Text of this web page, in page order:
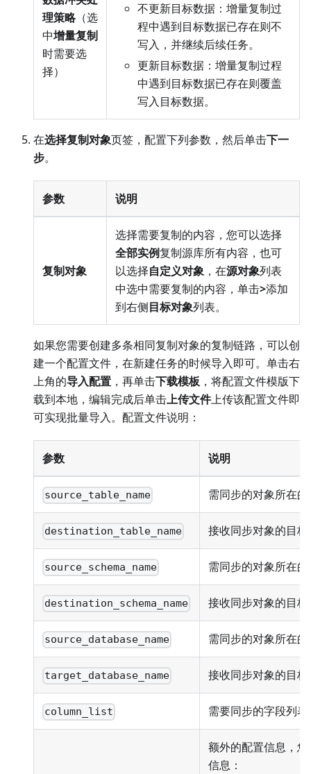
理策略（选
中增量复制
时需要选
择）
不更新目标数据：增量复制过
程中遇到目标数据已存在则不
写入，并继续后续任务。
更新目标数据：增量复制过程
中遇到目标数据已存在则覆盖
写入目标数据。
在选择复制对象页签，配置下列参数，然后单击下一
步。
参数 说明
复制对象
选择需要复制的内容，您可以选择
全部实例复制源库所有内容，也可
以选择自定义对象 ，在源对象列表
中选中需要复制的内容，单击>添加
到右侧目标对象列表。
如果您需要创建多条相同复制对象的复制链路，可以创
建一个配置文件，在新建任务的时候导入即可。单击右
上角的导入配置 ，再单击下载模板 ，将配置文件模版下
载到本地，编辑完成后单击上传文件上传该配置文件即
可实现批量导入。配置文件说明：
参数 说明
source_table_name 需同步的对象所在
destination_table_name 接收同步对象的目
source_schema_name 需同步的对象所在
destination_schema_name 接收同步对象的目
source_database_name 需同步的对象所在
target_database_name 接收同步对象的目
column_list 需要同步的字段列表
额外的配置信息，
信息：